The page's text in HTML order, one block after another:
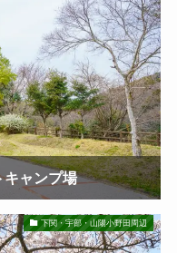
キャンプ場
下関・宇部・山陽小野田周辺